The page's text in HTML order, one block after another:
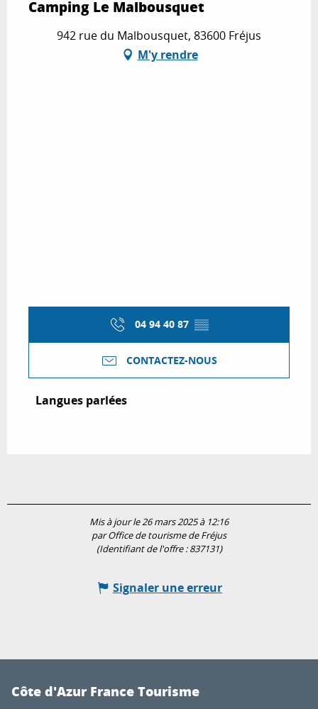
Camping Le Malbousquet
942 rue du Malbousquet, 83600 Fréjus
M'y rendre
04 94 40 87 ▒▒
CONTACTEZ-NOUS
Langues parlées
Langues parlées
Mis à jour le 26 mars 2025 à 12:16
par Office de tourisme de Fréjus
(Identifiant de l'offre :837131)
Signaler une erreur
Côte d'Azur France Tourisme